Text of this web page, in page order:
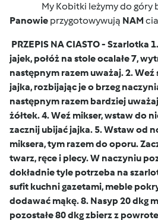
My Kobitki leżymy do góry
Panowie przygotowywują NAM
PRZEPIS NA CIASTO - Szarlotka
jajek, połóż na stole ocalałe 7,
następnym razem uważaj. 2. Weź
jajka, rozbijając je o brzeg
następnym razem bardziej
żółtek. 4. Weź mikser, wstaw do
zacznij ubijać jajka. 5. Wstaw od
miksera, tym razem do oporu.
twarz, ręce i plecy. W naczyniu
dokładnie tyle potrzeba na
sufit kuchni gazetami, meble
dodawać mąkę. 8. Nasyp 20 dkg
pozostałe 80 dkg zbierz z